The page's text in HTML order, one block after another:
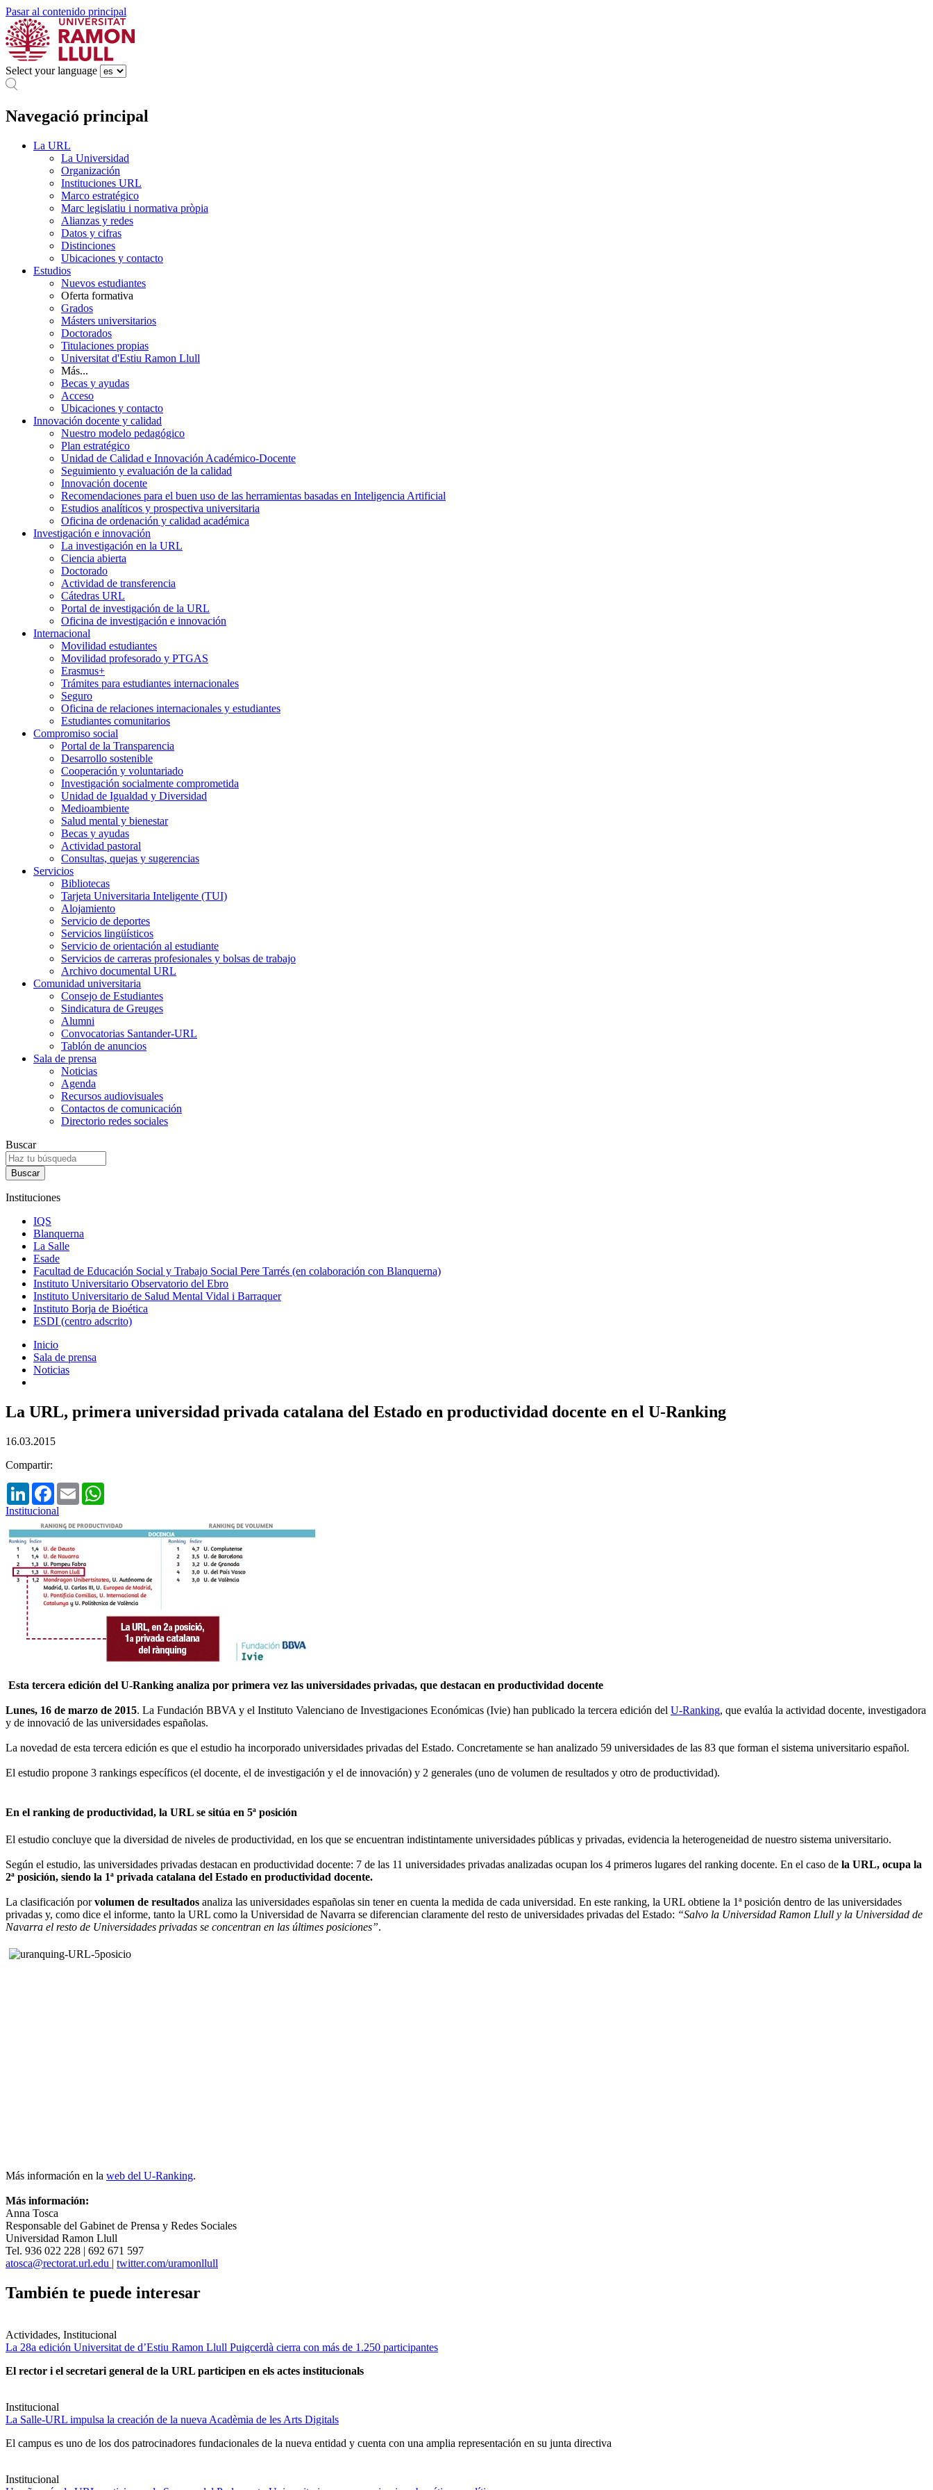
Pasar al contenido principal
Select your language
Navegació principal
La URL
La Universidad
Organización
Instituciones URL
Marco estratégico
Marc legislatiu i normativa pròpia
Alianzas y redes
Datos y cifras
Distinciones
Ubicaciones y contacto
Estudios
Nuevos estudiantes
Oferta formativa
Grados
Másters universitarios
Doctorados
Titulaciones propias
Universitat d'Estiu Ramon Llull
Más...
Becas y ayudas
Acceso
Ubicaciones y contacto
Innovación docente y calidad
Nuestro modelo pedagógico
Plan estratégico
Unidad de Calidad e Innovación Académico-Docente
Seguimiento y evaluación de la calidad
Innovación docente
Recomendaciones para el buen uso de las herramientas basadas en Inteligencia Artificial
Estudios analíticos y prospectiva universitaria
Oficina de ordenación y calidad académica
Investigación e innovación
La investigación en la URL
Ciencia abierta
Doctorado
Actividad de transferencia
Cátedras URL
Portal de investigación de la URL
Oficina de investigación e innovación
Internacional
Movilidad estudiantes
Movilidad profesorado y PTGAS
Erasmus+
Trámites para estudiantes internacionales
Seguro
Oficina de relaciones internacionales y estudiantes
Estudiantes comunitarios
Compromiso social
Portal de la Transparencia
Desarrollo sostenible
Cooperación y voluntariado
Investigación socialmente comprometida
Unidad de Igualdad y Diversidad
Medioambiente
Salud mental y bienestar
Becas y ayudas
Actividad pastoral
Consultas, quejas y sugerencias
Servicios
Bibliotecas
Tarjeta Universitaria Inteligente (TUI)
Alojamiento
Servicio de deportes
Servicios lingüísticos
Servicio de orientación al estudiante
Servicios de carreras profesionales y bolsas de trabajo
Archivo documental URL
Comunidad universitaria
Consejo de Estudiantes
Sindicatura de Greuges
Alumni
Convocatorias Santander-URL
Tablón de anuncios
Sala de prensa
Noticias
Agenda
Recursos audiovisuales
Contactos de comunicación
Directorio redes sociales
Buscar
Instituciones
IQS
Blanquerna
La Salle
Esade
Facultad de Educación Social y Trabajo Social Pere Tarrés (en colaboración con Blanquerna)
Instituto Universitario Observatorio del Ebro
Instituto Universitario de Salud Mental Vidal i Barraquer
Instituto Borja de Bioética
ESDI (centro adscrito)
Inicio
Sala de prensa
Noticias
La URL, primera universidad privada catalana del Estado en productividad docente en el U-Ranking
16.03.2015
Compartir:
LinkedInFacebook
Email
Institucional
Esta tercera edición del U-Ranking analiza por primera vez las universidades privadas, que destacan en productividad docente
Lunes, 16 de marzo de 2015. La Fundación BBVA y el Instituto Valenciano de Investigaciones Económicas (Ivie) han publicado la tercera edición del U-Ranking, que evalúa la actividad docente, investigadora
y de innovació de las universidades españolas.
La novedad de esta tercera edición es que el estudio ha incorporado universidades privadas del Estado. Concretamente se han analizado 59 universidades de las 83 que forman el sistema universitario español.
El estudio propone 3 rankings específicos (el docente, el de investigación y el de innovación) y 2 generales (uno de volumen de resultados y otro de productividad).
En el ranking de productividad, la URL se sitúa en 5ª posición
El estudio concluye que la diversidad de niveles de productividad, en los que se encuentran indistintamente universidades públicas y privadas, evidencia la heterogeneidad de nuestro sistema universitario.
Según el estudio, las universidades privadas destacan en productividad docente: 7 de las 11 universidades privadas analizadas ocupan los 4 primeros lugares del ranking docente. En el caso de la URL, ocupa la
2ª posición, siendo la 1ª privada catalana del Estado en productividad docente.
La clasificación porvolumen de resultados analiza las universidades españolas sin tener en cuenta la medida de cada universidad. En este ranking, la URL obtiene la 1ª posición dentro de las universidades
privadas y, como dice el informe, tanto la URL como la Universidad de Navarra se diferencian claramente del resto de universidades privadas del Estado: “Salvo la Universidad Ramon Llull y la Universidad de
Navarra el resto de Universidades privadas se concentran en las últimes posiciones”.
Más información en la web del U-Ranking.
Más información:
Anna Tosca
Responsable del Gabinet de Prensa y Redes Sociales
Universidad Ramon Llull
Tel. 936 022 228 | 692 671 597
atosca@rectorat.url.edu | twitter.com/uramonllull
También te puede interesar
Actividades, Institucional
La 28a edición Universitat de d’Estiu Ramon Llull Puigcerdà cierra con más de 1.250 participantes
El rector i el secretari general de la URL participen en els actes institucionals
Institucional
La Salle-URL impulsa la creación de la nueva Acadèmia de les Arts Digitals
El campus es uno de los dos patrocinadores fundacionales de la nueva entidad y cuenta con una amplia representación en su junta directiva
Institucional